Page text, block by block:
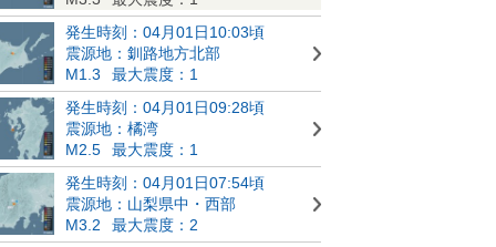
発生時刻：04月01日10:03頃
震源地：釧路地方北部
M1.3
最大震度：1
発生時刻：04月01日09:28頃
震源地：橘湾
M2.5
最大震度：1
発生時刻：04月01日07:54頃
震源地：山梨県中・西部
M3.2
最大震度：2